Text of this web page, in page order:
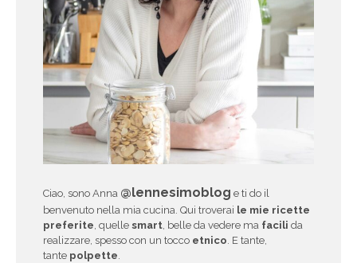
Ciao, sono Anna @lennesimoblog e ti do il
benvenuto nella mia cucina. Qui troverai le mie ricette
preferite, quelle smart, belle da vedere ma facili da
realizzare, spesso con un tocco etnico. E tante,
tante polpette.